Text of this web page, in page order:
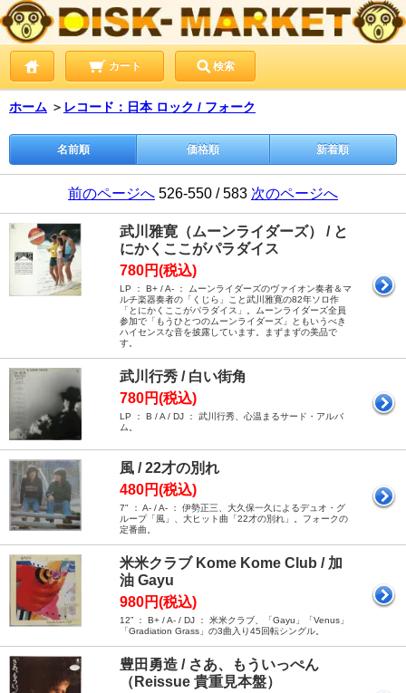
カート 検索
ホーム ＞ レコード：日本 ロック / フォーク
名前順 価格順 新着順
前のページへ 526-550 / 583 次のページへ
武川雅寛（ムーンライダーズ） / と
にかくここがパラダイス
780円(税込)
LP ： B+ / A- ： ムーンライダーズのヴァイオン奏者＆マ
ルチ楽器奏者の「くじら」こと武川雅寛の82年ソロ作
「とにかくここがパラダイス」。ムーンライダーズ全員
参加で「もうひとつのムーンライダーズ」ともいうべき
ハイセンスな音を披露しています。まずまずの美品で
す。
武川行秀 / 白い街角
780円(税込)
LP ： B / A / DJ ： 武川行秀、心温まるサード・アルバ
ム。
風 / 22才の別れ
480円(税込)
7" ： A- / A- ： 伊勢正三、大久保一久によるデュオ・グ
ループ「風」、大ヒット曲「22才の別れ」。フォークの
定番曲。
米米クラブ Kome Kome Club / 加
油 Gayu
980円(税込)
12” ： B+ / A- / DJ ： 米米クラブ、「Gayu」「Venus」
「Gradiation Grass」の3曲入り45回転シングル。
豊田勇造 / さあ、もういっぺん
（Reissue 貴重見本盤）